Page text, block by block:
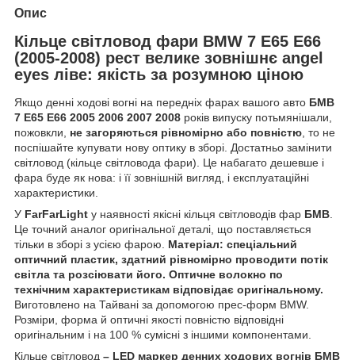
Опис
Кільце світловод фари BMW 7 E65 E66
(2005-2008) рест велике зовнішнє angel
eyes ліве: якість за розумною ціною
Якщо денні ходові вогні на передніх фарах вашого авто БМВ
7 Е65 Е66 2005 2006 2007 2008 років випуску потьмянішали,
пожовкли, не загоряються рівномірно або повністю, то не
поспішайте купувати нову оптику в зборі. Достатньо замінити
світловод (кільце світловода фари). Це набагато дешевше і
фара буде як нова: і її зовнішній вигляд, і експлуатаційні
характеристики.
У FarFarLight у наявності якісні кільця світловодів фар БМВ.
Це точний аналог оригінальної деталі, що поставляється
тільки в зборі з усією фарою. Матеріал: спеціальний
оптичний пластик, здатний рівномірно проводити потік
світла та розсіювати його. Оптичне волокно по
технічним характеристикам відповідає оригінальному.
Виготовлено на Тайвані за допомогою прес-форм BMW.
Розміри, форма й оптичні якості повністю відповідні
оригінальним і на 100 % сумісні з іншими компонентами.
Кільце світловод – LED маркер денних ходових вогнів БМВ